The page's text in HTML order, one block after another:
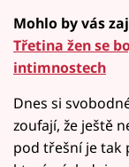
Mohlo by vás
Třetina žen se
intimnostech
Dnes si
zoufají, že ještě
pod třešní je tak